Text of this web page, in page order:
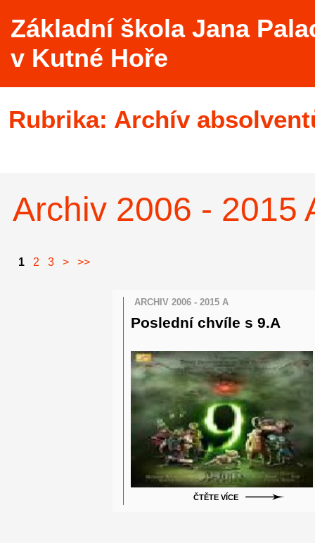
Základní škola Jana
v Kutné Hoře
Rubrika: Archív
Archiv 2006 - 2015
1 2 3 > >>
ARCHIV 2006 - 2015 A
Poslední chvíle s 9.A
ČTĚTE VÍCE